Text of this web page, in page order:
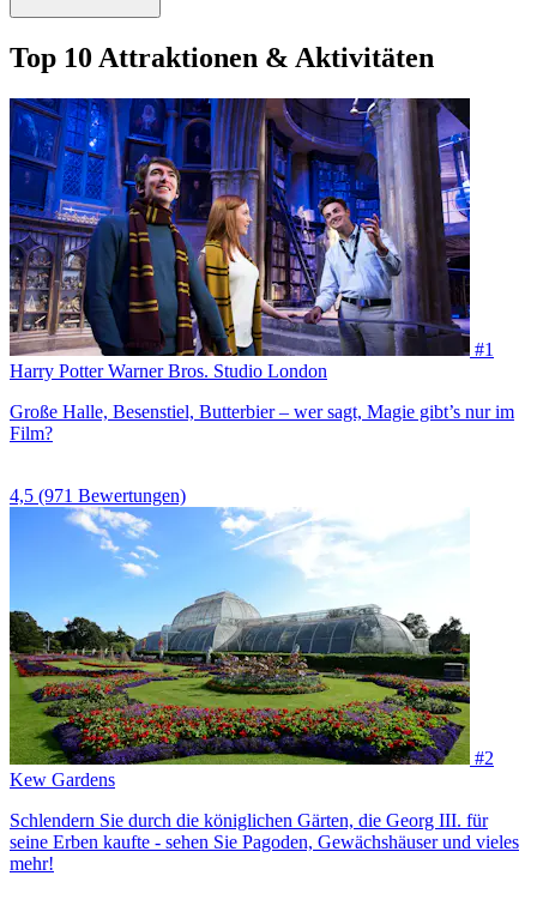
Top 10 Attraktionen & Aktivitäten
#1
Harry Potter Warner Bros. Studio London
Große Halle, Besenstiel, Butterbier – wer sagt, Magie gibt’s nur im
Film?
4,5 (971 Bewertungen)
#2
Kew Gardens
Schlendern Sie durch die königlichen Gärten, die Georg III. für
seine Erben kaufte - sehen Sie Pagoden, Gewächshäuser und vieles
mehr!